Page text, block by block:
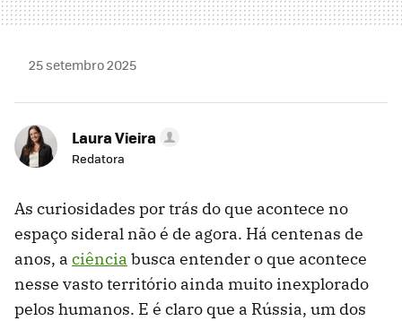
25 setembro 2025
Laura Vieira
Redatora
As curiosidades por trás do que acontece no
espaço sideral não é de agora. Há centenas de
anos, a ciência busca entender o que acontece
nesse vasto território ainda muito inexplorado
pelos humanos. E é claro que a Rússia, um dos